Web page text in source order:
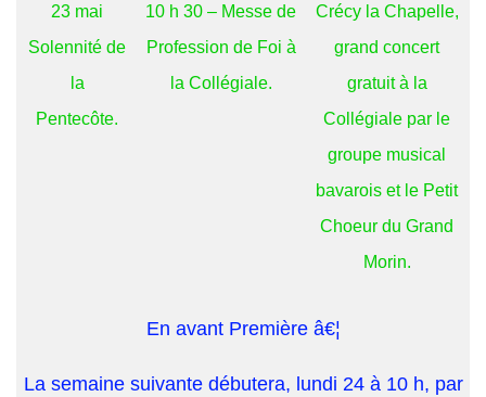
23 mai
Solennité de
la
Pentecôte.
10 h 30 – Messe de
Profession de Foi à
la Collégiale.
Crécy la Chapelle,
grand concert
gratuit à la
Collégiale par le
groupe musical
bavarois et le Petit
Choeur du Grand
Morin.
En avant Première â€¦
La semaine suivante débutera, lundi 24 à 10 h, par